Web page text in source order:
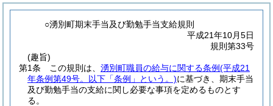
○湧別町期末手当及び勤勉手当支給規則
平成21年10月5日
規則第33号
(趣旨)
第1条
この規則は、 湧別町職員の給与に関する条例(平成21
年条例第49号。以下「条例」という。)に基づき、期末手当
及び勤勉手当の支給に関し必要な事項を定めるものとす
る。